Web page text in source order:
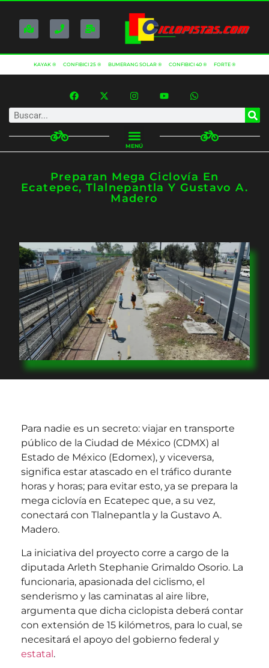
KAYAK ® CONFIBICI 25 ® BUMERANG SOLAR ® CONFIBICI 40 ® FORTE ®
MENÚ
Preparan Mega Ciclovía En
Ecatepec, Tlalnepantla Y Gustavo A.
Madero
Para nadie es un secreto: viajar en transporte
público de la Ciudad de México (CDMX) al
Estado de México (Edomex), y viceversa,
significa estar atascado en el tráfico durante
horas y horas; para evitar esto, ya se prepara la
mega ciclovía en Ecatepec que, a su vez,
conectará con Tlalnepantla y la Gustavo A.
Madero.
La iniciativa del proyecto corre a cargo de la
diputada Arleth Stephanie Grimaldo Osorio. La
funcionaria, apasionada del ciclismo, el
senderismo y las caminatas al aire libre,
argumenta que dicha ciclopista deberá contar
con extensión de 15 kilómetros, para lo cual, se
necesitará el apoyo del gobierno federal y
estatal.